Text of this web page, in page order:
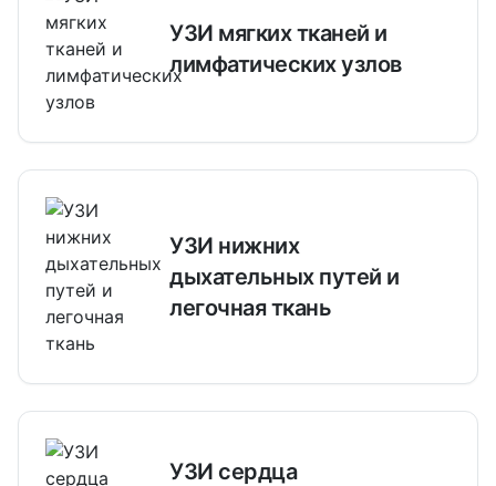
УЗИ мягких тканей и
лимфатических узлов
УЗИ нижних
дыхательных путей и
легочная ткань
УЗИ сердца